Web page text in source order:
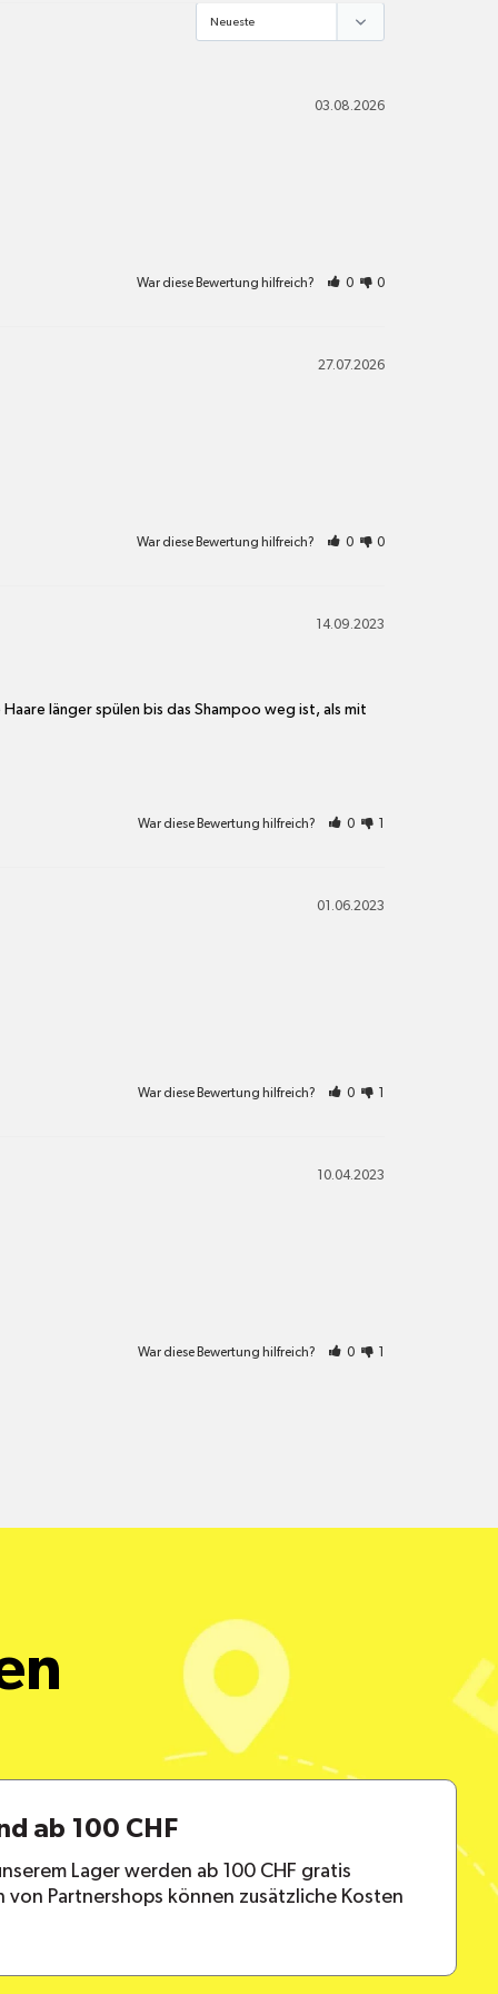
03.08.2026
War diese Bewertung hilfreich? 0 0
27.07.2026
War diese Bewertung hilfreich? 0 0
14.09.2023
Haare länger spülen bis das Shampoo weg ist, als mit
War diese Bewertung hilfreich? 0
01.06.2023
War diese Bewertung hilfreich? 0
10.04.2023
War diese Bewertung hilfreich? 0
ab 100 CHF
Lager werden ab 100 CHF gratis
von Partnershops können zusätzliche Kosten